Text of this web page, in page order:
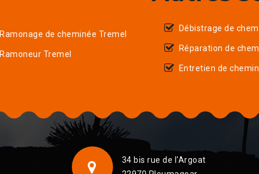
Ramonage de cheminée Tremel
Ramoneur Tremel
Débistrage de
Réparation de
Entretien de
34 bis rue de l'Argoat